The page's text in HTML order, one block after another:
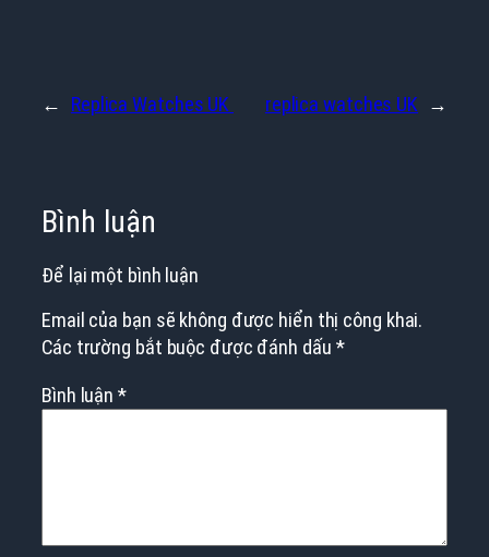
← Replica Watches UK replica watches UK →
Bình luận
Để lại một bình luận
Email của bạn sẽ không được hiển thị công khai.
Các trường bắt buộc được đánh dấu *
Bình luận*